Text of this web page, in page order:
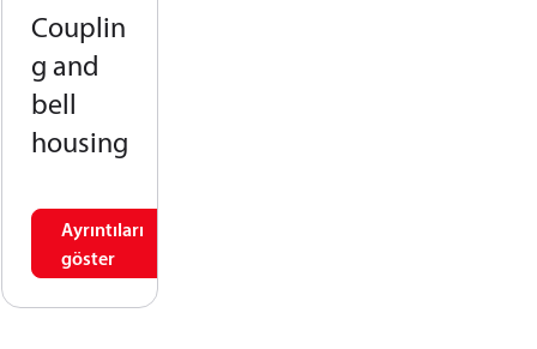
Couplin
g and
bell
housing
Ayrıntıları
göster